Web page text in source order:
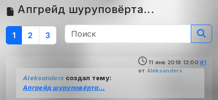
Апгрейд шуруповёрта...
1 2 3
11 янв 2018 12:00 #1
от Aleksanders
Aleksanders создал тему:
Апгрейд шуруповёрта...